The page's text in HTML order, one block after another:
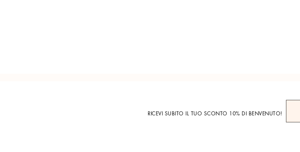
RICEVI SUBITO IL TUO SCONTO 10% DI BENVENUTO!